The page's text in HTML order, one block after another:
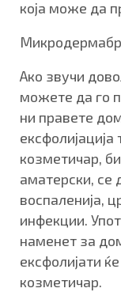
која може да
Ако звучи
можете да го
ни правете
ексфолијација
козметичар,
аматерски, се
воспаленија,
инфекции.
наменет за
ексфолијати
козметичар.